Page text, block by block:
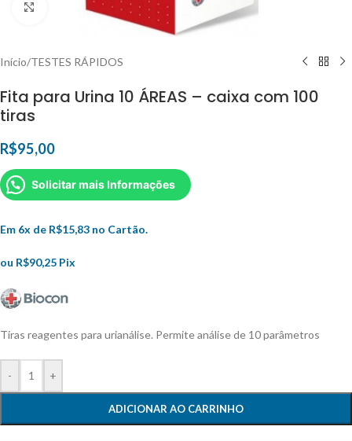
Clique para ampliar
Início/TESTES RÁPIDOS
Fita para Urina 10 ÁREAS – caixa com 100
tiras
R$95,00
Solicitar mais Informações
Em 6x de R$15,83 no Cartão.
ou R$90,25 Pix
Tiras reagentes para urianálise. Permite análise de 10 parâmetros
- +
ADICIONAR AO CARRINHO